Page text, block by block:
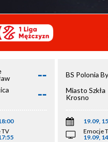
--
--
TV
BS Polonia
Miasto Szkła
Krosno
19.09,
Emocje
19.09,